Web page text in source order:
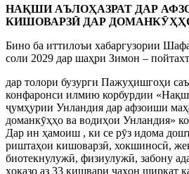
НАҚШИ АЪЛОҲАЗРАТ ДАР
КИШОВАРЗӢ ДАР
Бино ба иттилоъи хабаргузории
соли 2029 дар шаҳри Зимон –
дар толори бузурги Пажуҳишгоҳи
конфаронси илмию корбурдии
ҷумҳурии Унландия дар афзоиши
доманкӯҳҳо ва водиҳои Унландия»
Дар ин ҳамоиш , ки се рӯз идома
риштаҳои кишоварзӣ, хокшиносӣ,
биотекнулужӣ, физиулужӣ, забону
ҳоказо аз 33 кишвари ҷаҳон ширкат